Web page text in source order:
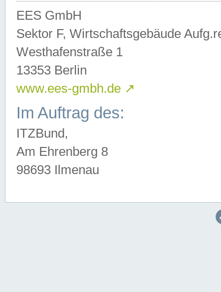
EES GmbH
Sektor F, Wirtschaftsgebäude
Westhafenstraße 1
13353 Berlin
www.ees-gmbh.de ↗
Im Auftrag des:
ITZBund,
Am Ehrenberg 8
98693 Ilmenau